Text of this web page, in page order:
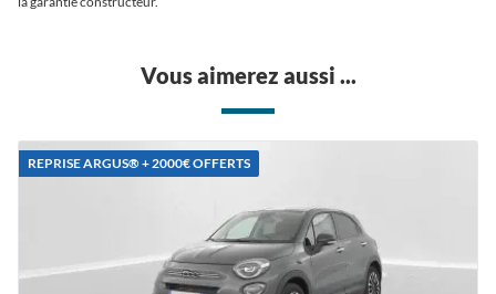
Vous aimerez aussi ...
REPRISE ARGUS®️ + 2000€ OFFERTS